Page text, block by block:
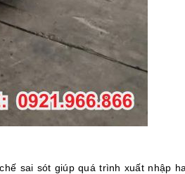
sai sót giúp quá trình xuất nhập